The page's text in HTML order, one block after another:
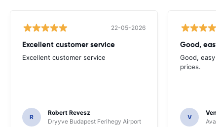
22-05-2026
Excellent customer service
Excellent customer service
R
Robert Revesz
Dryyve Budapest Ferihegy Airport
Good,
Good, easy
prices.
V